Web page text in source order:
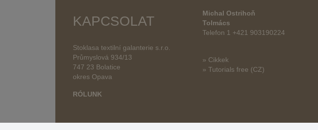
KAPCSOLAT
Stoklasa textilní galanterie s.r.o.
Průmyslová 934/13
747 23 Bolatice
okres Opava
RÓLUNK
Michal Ostrihoň
Tolmács
Telefon 1 +421 903190224
» Cikkek
» Tutorials free (CZ)